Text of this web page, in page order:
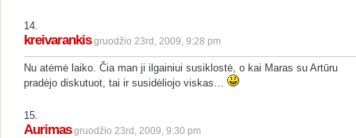
14.
kreivarankis gruodžio 23rd, 2009, 9:28 pm
Nu atėmė laiko. Čia man ji ilgainiui susiklostė, o kai Maras su Artūru
pradėjo diskutuot, tai ir susidėliojo viskas…
15.
Aurimas gruodžio 23rd, 2009, 9:30 pm